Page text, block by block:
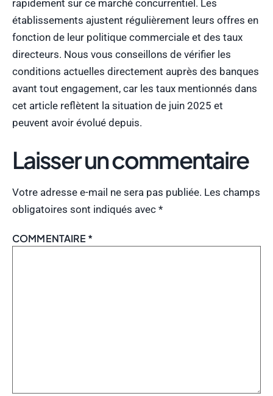
rapidement sur ce marché concurrentiel. Les
établissements ajustent régulièrement leurs offres en
fonction de leur politique commerciale et des taux
directeurs. Nous vous conseillons de vérifier les
conditions actuelles directement auprès des banques
avant tout engagement, car les taux mentionnés dans
cet article reflètent la situation de juin 2025 et
peuvent avoir évolué depuis.
Laisser un commentaire
Votre adresse e-mail ne sera pas publiée. Les champs
obligatoires sont indiqués avec *
COMMENTAIRE *